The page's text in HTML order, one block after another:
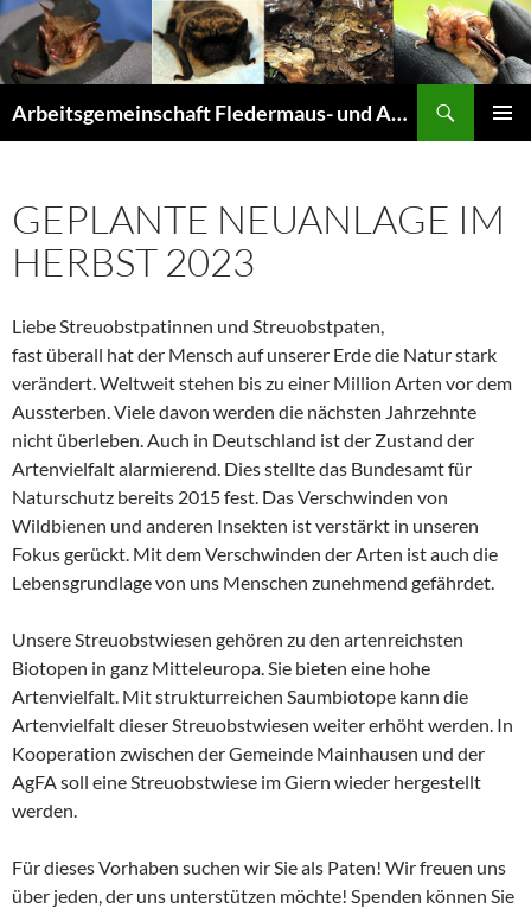
Arbeitsgemeinschaft Fledermaus- und Amphibienschutz Seligenstadt und Mainhausen
GEPLANTE NEUANLAGE IM
HERBST 2023
Liebe Streuobstpatinnen und Streuobstpaten,
fast überall hat der Mensch auf unserer Erde die Natur stark
verändert. Weltweit stehen bis zu einer Million Arten vor dem
Aussterben. Viele davon werden die nächsten Jahrzehnte
nicht überleben. Auch in Deutschland ist der Zustand der
Artenvielfalt alarmierend. Dies stellte das Bundesamt für
Naturschutz bereits 2015 fest. Das Verschwinden von
Wildbienen und anderen Insekten ist verstärkt in unseren
Fokus gerückt. Mit dem Verschwinden der Arten ist auch die
Lebensgrundlage von uns Menschen zunehmend gefährdet.
Unsere Streuobstwiesen gehören zu den artenreichsten
Biotopen in ganz Mitteleuropa. Sie bieten eine hohe
Artenvielfalt. Mit strukturreichen Saumbiotope kann die
Artenvielfalt dieser Streuobstwiesen weiter erhöht werden. In
Kooperation zwischen der Gemeinde Mainhausen und der
AgFA soll eine Streuobstwiese im Giern wieder hergestellt
werden.
Für dieses Vorhaben suchen wir Sie als Paten! Wir freuen uns
über jeden, der uns unterstützen möchte! Spenden können Sie